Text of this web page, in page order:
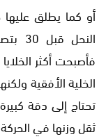
أو كما يطلق
فأصبحت أكثر
الخلية الأفقية
تحتاج إلى دقة
ثقل وزنها في